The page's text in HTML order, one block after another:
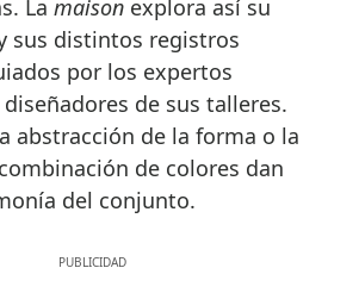
La maison explora así su
sus distintos registros
por los expertos
de sus talleres.
abstracción de la forma o la
de colores dan
del conjunto.